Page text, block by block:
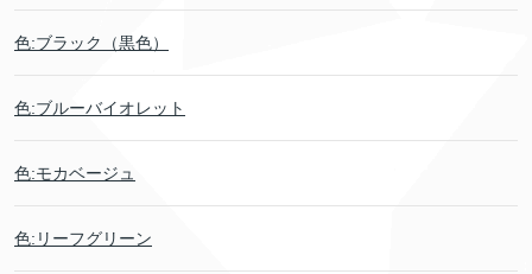
色:ブラック（黒色）
色:ブルーバイオレット
色:モカベージュ
色:リーフグリーン